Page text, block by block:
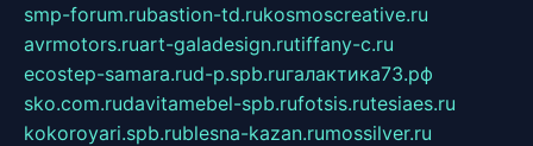
smp-forum.rubastion-td.rukosmoscreative.ru
avrmotors.ruart-galadesign.rutiffany-c.ru
ecostep-samara.rud-p.spb.ruгалактика73.рф
sko.com.rudavitamebel-spb.rufotsis.rutesiaes.ru
kokoroyari.spb.rublesna-kazan.rumossilver.ru